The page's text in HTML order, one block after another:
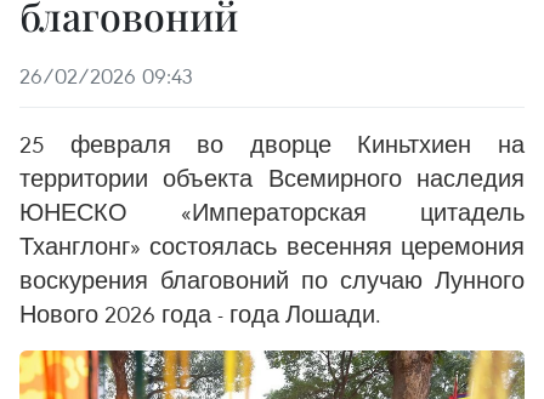
благовоний
26/02/2026 09:43
25 февраля во дворце Киньтхиен на
территории объекта Всемирного наследия
ЮНЕСКО «Императорская цитадель
Тханглонг» состоялась весенняя церемония
воскурения благовоний по случаю Лунного
Нового 2026 года - года Лошади.